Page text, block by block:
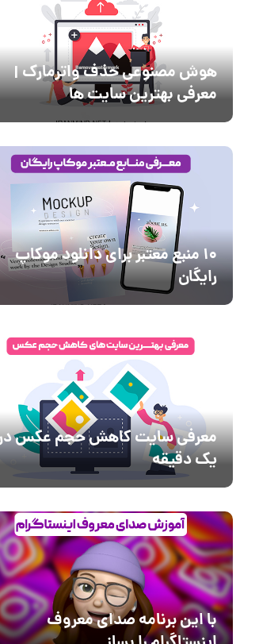
هوش مصنوعی حذف واترمارک |
معرفی بهترین سایت ها
10 منبع معتبر برای دانلود موکاپ
رایگان
معرفی سایت کاهش حجم عکس
یک دقیقه
با این برنامه صدای معروف